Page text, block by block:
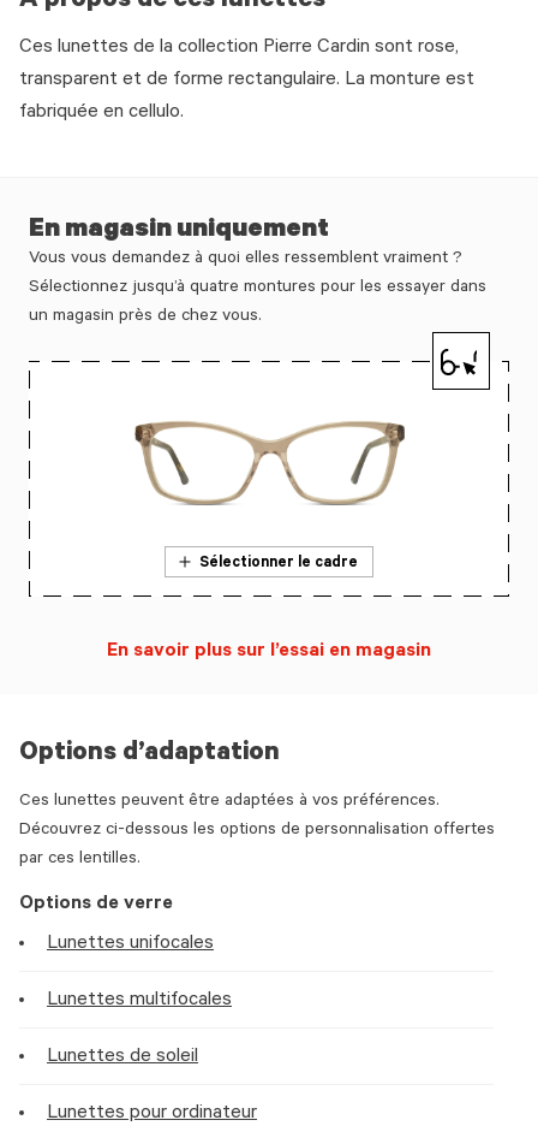
Ces lunettes de la collection Pierre Cardin sont rose,
transparent et de forme rectangulaire. La monture est
fabriquée en cellulo.
Options d’adaptation
Ces lunettes peuvent être adaptées à vos préférences.
Découvrez ci-dessous les options de personnalisation offertes
par ces lentilles.
Options de verre
Lunettes unifocales
Lunettes multifocales
Lunettes de soleil
Lunettes pour ordinateur
En magasin uniquement
Vous vous demandez à quoi elles ressemblent vraiment ?
Sélectionnez jusqu’à quatre montures pour les essayer dans
un magasin près de chez vous.
Sélectionner le cadre
En savoir plus sur l’essai en magasin